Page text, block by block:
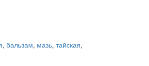
, бальзам, мазь, тайская,